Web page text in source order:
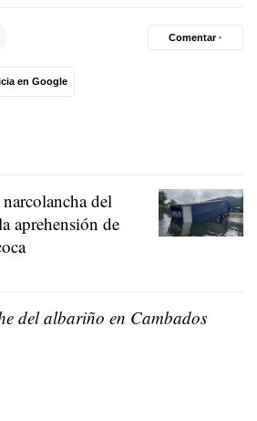
en Google
Comentar ·
del
aprehensión de
del albariño en Cambados